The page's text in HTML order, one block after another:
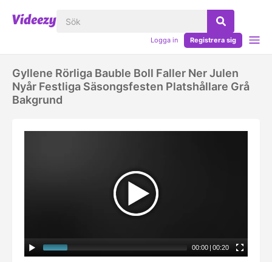
Logga in Registrera sig
Gyllene Rörliga Bauble Boll Faller Ner Julen
Nyår Festliga Säsongsfesten Platshållare Grå
Bakgrund
00:00 | 00:20